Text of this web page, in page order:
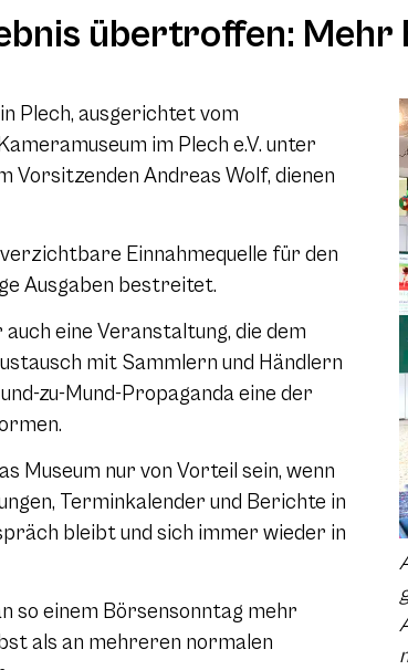
übertroffen: Mehr
Plech, ausgerichtet vom
im Plech e.V. unter
Vorsitzenden Andreas Wolf, dienen
Einnahmequelle für den
Ausgaben bestreitet.
eine Veranstaltung, die dem
mit Sammlern und Händlern
zu-Mund-Propaganda eine der
Museum nur von Vorteil sein, wenn
Terminkalender und Berichte in
bleibt und sich immer wieder in
so einem Börsensonntag mehr
als an mehreren normalen